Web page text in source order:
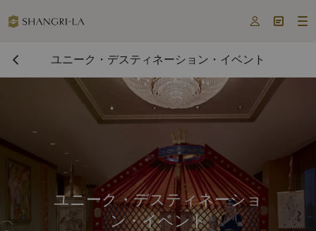
  
ユニーク・デスティネーション・イベント
ユニーク・デスティネーショ
ン・イベント